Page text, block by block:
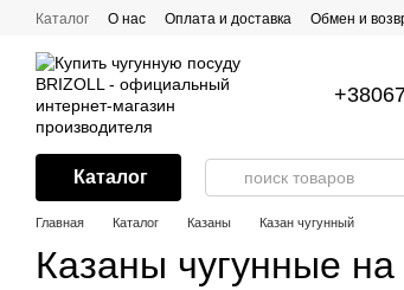
Перейти к основному контенту
Каталог О нас Оплата и доставка Обмен и
Каталог
Главная Каталог Казаны Казан чугунный
Казаны чугунные